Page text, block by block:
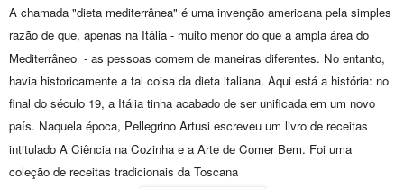
A chamada "dieta mediterrânea" é uma invenção americana pela simples
razão de que, apenas na Itália - muito menor do que a ampla área do
Mediterrâneo - as pessoas comem de maneiras diferentes. No entanto,
havia historicamente a tal coisa da dieta italiana. Aqui está a história: no
final do século 19, a Itália tinha acabado de ser unificada em um novo
país. Naquela época, Pellegrino Artusi escreveu um livro de receitas
intitulado A Ciência na Cozinha e a Arte de Comer Bem. Foi uma
coleção de receitas tradicionais da Toscana